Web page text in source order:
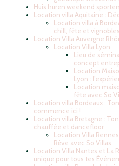
Huis huren weekend
Location villa Aquitaine :
Location villa à
chill, fête et
Location Villa Auvergne
Location Villa Lyon
Lieu de
concept
Location
Lyon :
Location
fête avec So
Location villa Bordeaux :
commence ici !
Location villa Bretagne :
chauffée et dancefloor
Location Villa
Rêve avec So Villas
Location Villa Nantes et La
unique pour tous tes